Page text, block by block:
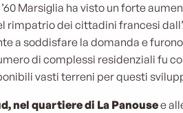
Marsiglia ha visto un forte
rimpatrio dei cittadini francesi
a soddisfare la domanda e
di complessi residenziali fu
vasti terreni per questi
nel quartiere di La Panousee